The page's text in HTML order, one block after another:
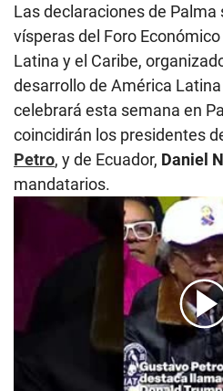
Las declaraciones de Palma
vísperas del Foro
Latina y el Caribe,
desarrollo de América
celebrará esta semana en
coincidirán los presidentes
Petro, y de Ecuador, Daniel
mandatarios.